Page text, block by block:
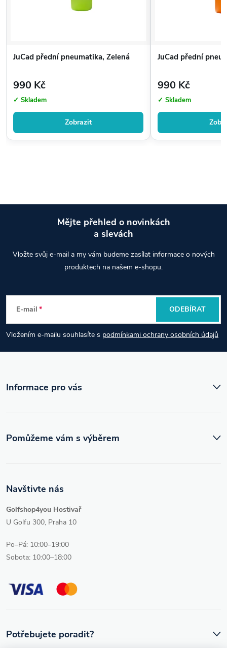
JuCad přední pneumatika, Zelená
990 Kč
✓ Skladem
Zobrazit
JuCad přední
990 Kč
✓ Skladem
p
a
t
Mějte přehled o novinkách
a slevách
Vložte svůj e-mail a my vám budeme zasílat informace o nových
produktech na našem e-shopu.
E-mail
Vložením e-mailu souhlasíte s podmínkami ochrany osobních údajů
ODEBÍRAT
Informace pro vás
Navštivte nás
Golfshop4you Hostivař
U Golfu 300, Praha 10
Po–Pá: 10:00–19:00
Sobota: 10:00–18:00
Pomůžeme vám s výběrem
Potřebujete poradit?